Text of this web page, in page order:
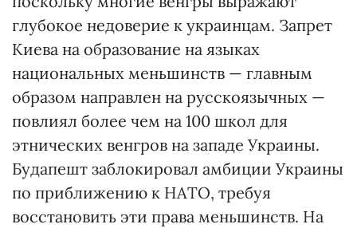
глубокое недоверие к украинцам. Запрет
Киева на образование на языках
национальных меньшинств — главным
образом направлен на русскоязычных —
повлиял более чем на 100 школ для
этнических венгров на западе Украины.
Будапешт заблокировал амбиции Украины
по приближению к НАТО, требуя
восстановить эти права меньшинств. На